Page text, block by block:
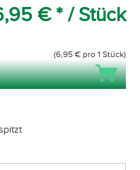
€ * / Stück
(6,95 € pro 1 Stück)